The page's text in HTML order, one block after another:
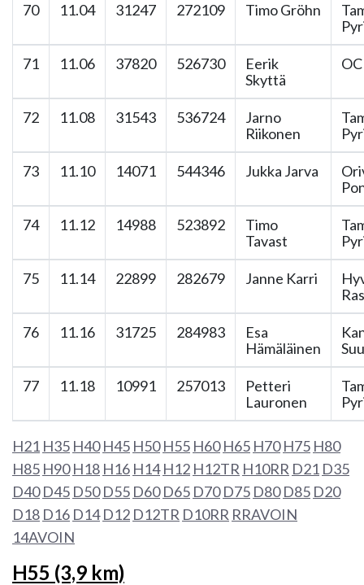
70 11.04 31247 272109 Timo Gröhn
71 11.06 37820 526730
Eerik
Skyttä
72 11.08 31543 536724
Jarno
Riikonen
73 11.10 14071 544346 Jukka Jarva
74 11.12 14988 523892
Timo
Tavast
75 11.14 22899 282679 Janne Karri
76 11.16 31725 284983
Esa
Hämäläinen
77 11.18 10991 257013
Petteri
Lauronen
H21 H35 H40 H45 H50 H55 H60 H65 H70 H75 H80
H85 H90 H18 H16 H14 H12 H12TR H10RR D21 D35
D40 D45 D50 D55 D60 D65 D70 D75 D80 D85 D20
D18 D16 D14 D12 D12TR D10RR RRAVOIN
14AVOIN
H55 (3,9 km)